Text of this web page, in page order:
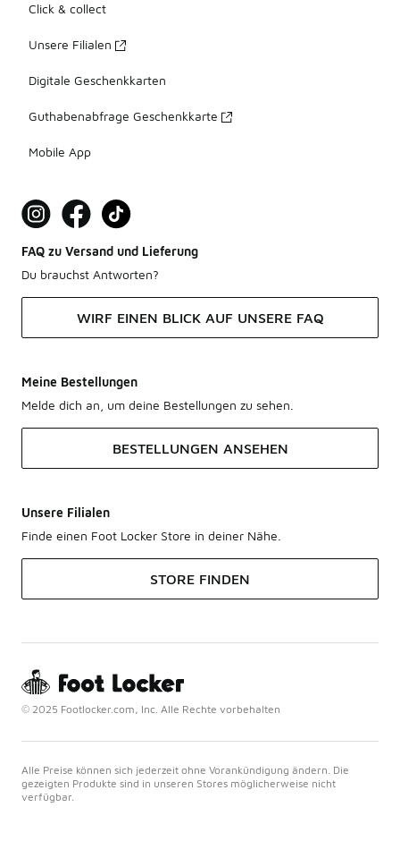
Click & collect
Unsere Filialen
Digitale Geschenkkarten
Guthabenabfrage Geschenkkarte
Mobile App
FAQ zu Versand und Lieferung
Du brauchst Antworten?
WIRF EINEN BLICK AUF UNSERE FAQ
Meine Bestellungen
Melde dich an, um deine Bestellungen zu sehen.
BESTELLUNGEN ANSEHEN
Unsere Filialen
Finde einen Foot Locker Store in deiner Nähe.
STORE FINDEN
© 2025 Footlocker.com, Inc. Alle Rechte vorbehalten
Alle Preise können sich jederzeit ohne Vorankündigung ändern. Die
gezeigten Produkte sind in unseren Stores möglicherweise nicht
verfügbar.